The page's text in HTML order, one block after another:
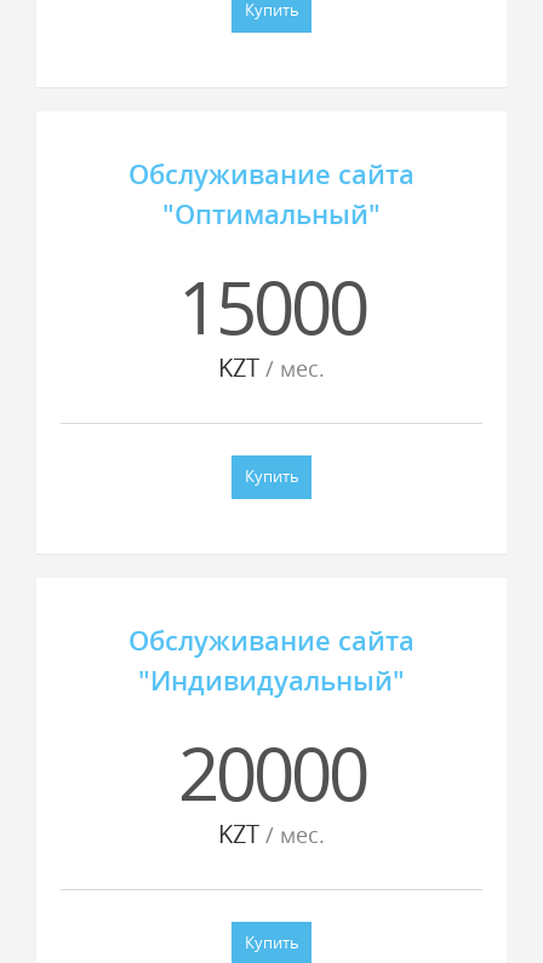
Купить
Обслуживание сайта
"Оптимальный"
15000
KZT / мес.
Купить
Обслуживание сайта
"Индивидуальный"
20000
KZT / мес.
Купить